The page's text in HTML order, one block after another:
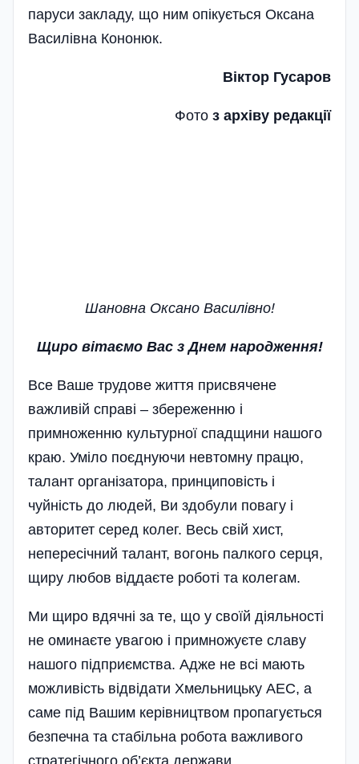
паруси закладу, що ним опі­кується Оксана
Василівна Кононюк.
Віктор Гусаров
Фото з архіву редакції
Шановна Оксано Василівно!
Щиро вітаємо Вас з Днем народження!
Все Ваше трудове життя присвячене
важливій справі – збереженню і
примноженню культурної спадщини нашого
краю. Уміло поєднуючи невтомну працю,
талант організатора, принциповість і
чуйність до людей, Ви здобули повагу і
авторитет серед колег. Весь свій хист,
непересічний талант, вогонь палкого серця,
щиру любов віддаєте роботі та колегам.
Ми щиро вдячні за те, що у своїй діяльності
не оминаєте увагою і примножуєте славу
нашого підприємства. Адже не всі мають
можливість відвідати Хмельницьку АЕС, а
саме під Вашим керівництвом пропагується
безпечна та стабільна робота важливого